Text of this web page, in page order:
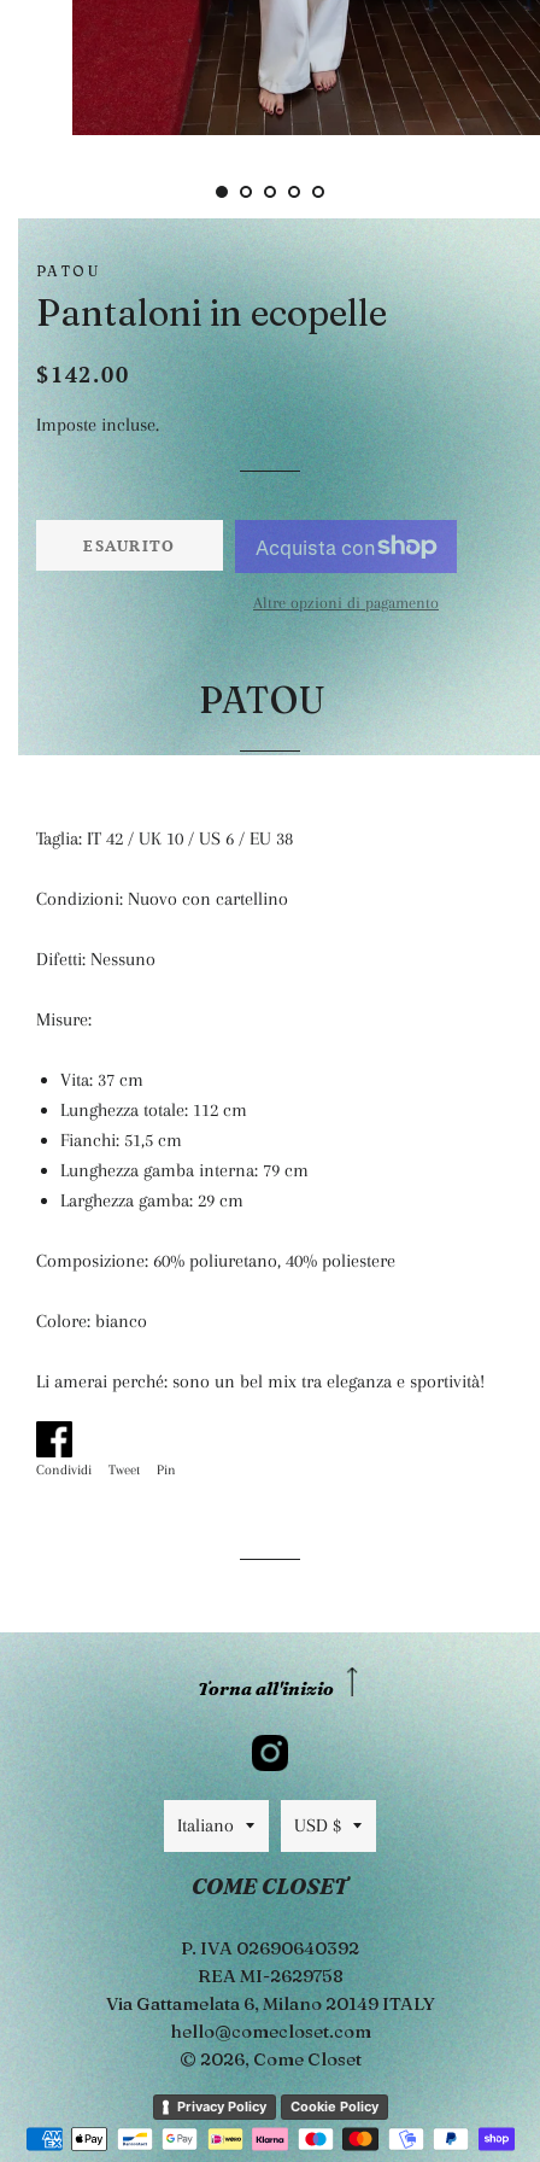
PATOU
Pantaloni in ecopelle
Prezzo
listino
Prezzo
$142.00
Imposte incluse.
ESAURITO
Altre opzioni di pagamento
PATOU
Taglia: IT 42 / UK 10 / US 6 / EU 38
Condizioni: Nuovo con cartellino
Difetti: Nessuno
Misure:
Vita: 37 cm
Lunghezza totale: 112 cm
Fianchi: 51,5 cm
Lunghezza gamba interna: 79 cm
Larghezza gamba: 29 cm
Composizione: 60% poliuretano, 40% poliestere
Colore: bianco
Li amerai perché: sono un bel mix tra eleganza e sportività!
Condividi
Condividi
Tweet
Twitta
Pin
Lingua
Italiano Valuta
USD $
COME CLOSET
P. IVA 02690640392
REA MI-2629758
Via Gattamelata 6, Milano 20149 ITALY
hello@comecloset.com
© 2026, Come Closet
Privacy Policy Cookie Policy
Metodi
di
Torna all'inizio